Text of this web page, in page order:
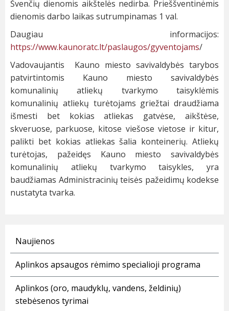
Švenčių dienomis aikštelės nedirba. Prieššventinėmis
dienomis darbo laikas sutrumpinamas 1 val.
Daugiau informacijos:
https://www.kaunoratc.lt/paslaugos/gyventojams/
Vadovaujantis Kauno miesto savivaldybės tarybos
patvirtintomis Kauno miesto savivaldybės
komunalinių atliekų tvarkymo taisyklėmis
komunalinių atliekų turėtojams griežtai draudžiama
išmesti bet kokias atliekas gatvėse, aikštėse,
skveruose, parkuose, kitose viešose vietose ir kitur,
palikti bet kokias atliekas šalia konteinerių. Atliekų
turėtojas, pažeidęs Kauno miesto savivaldybės
komunalinių atliekų tvarkymo taisykles, yra
baudžiamas Administracinių teisės pažeidimų kodekse
nustatyta tvarka.
Naujienos
Aplinkos apsaugos rėmimo specialioji programa
Aplinkos (oro, maudyklų, vandens, želdinių)
stebėsenos tyrimai